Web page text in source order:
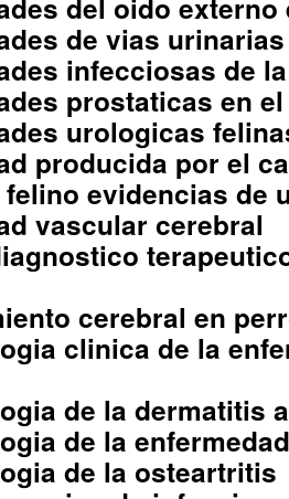
del oido
de vias
infecciosas de
prostaticas en
urologicas
producida por el
evidencias de
vascular cerebral
cerebral en
clinica de la
de la dermatitis
de la
de la osteartritis